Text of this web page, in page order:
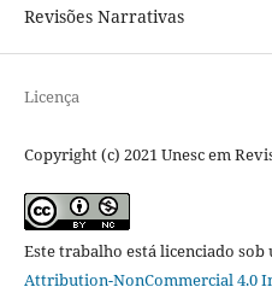
Revisões Narrativas
Licença
Copyright (c) 2021 Unesc em
Este trabalho está licenciado sob
Attribution-NonCommercial 4.0